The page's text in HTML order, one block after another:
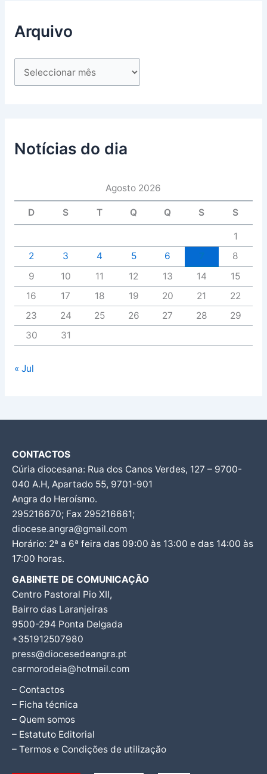
Arquivo
Notícias do dia
Agosto 2026
D S T Q Q S S
1
2
3 4 5 6
8
9
10 11 12 13 14
15
16
17 18 19 20 21
22
23
24 25 26 27 28
29
30
31
« Jul
CONTACTOS
Cúria diocesana: Rua dos Canos Verdes, 127 – 9700-
040 A.H, Apartado 55, 9701-901
Angra do Heroísmo.
295216670; Fax 295216661;
diocese.angra@gmail.com
Horário: 2ª a 6ª feira das 09:00 às 13:00 e das 14:00 às
17:00 horas.
GABINETE DE COMUNICAÇÃO
Centro Pastoral Pio XII,
Bairro das Laranjeiras
9500-294 Ponta Delgada
+351912507980
press@diocesedeangra.pt
carmorodeia@hotmail.com
– Contactos
– Ficha técnica
– Quem somos
– Estatuto Editorial
– Termos e Condições de utilização